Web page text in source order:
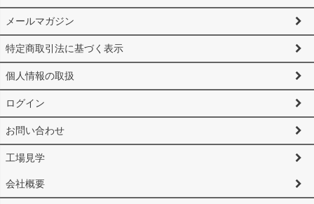
メールマガジン
特定商取引法に基づく表示
個人情報の取扱
ログイン
お問い合わせ
工場見学
会社概要